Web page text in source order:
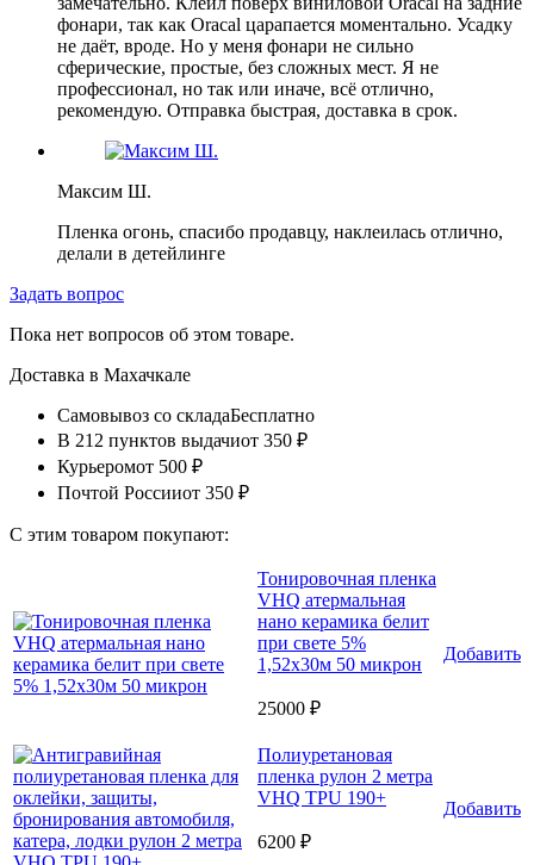
фонари, так как Oracal царапается моментально. Усадку
не даёт, вроде. Но у меня фонари не сильно
сферические, простые, без сложных мест. Я не
профессионал, но так или иначе, всё отлично,
рекомендую. Отправка быстрая, доставка в срок.
Максим Ш.
Пленка огонь, спасибо продавцу, наклеилась отлично,
делали в детейлинге
Задать вопрос
Пока нет вопросов об этом товаре.
Доставка в Махачкале
Самовывоз со складаБесплатно
В 212 пунктов выдачиот 350 ₽
Курьеромот 500 ₽
Почтой Россииот 350 ₽
С этим товаром покупают:
Тонировочная пленка
VHQ атермальная
нано керамика белит
при свете 5%
1,52x30м 50 микрон
25000 ₽
Добавить
Полиуретановая
пленка рулон 2 метра
VHQ TPU 190+
6200 ₽
Добавить